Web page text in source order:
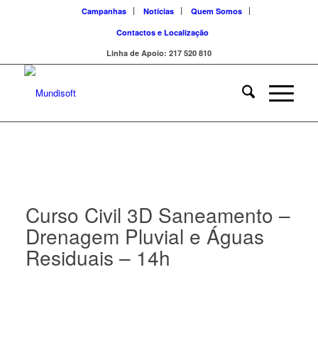
Campanhas Notícias
Quem Somos
Contactos e Localização
Linha de Apoio: 217 520 810
Curso Civil 3D Saneamento –
Drenagem Pluvial e Águas
Residuais – 14h